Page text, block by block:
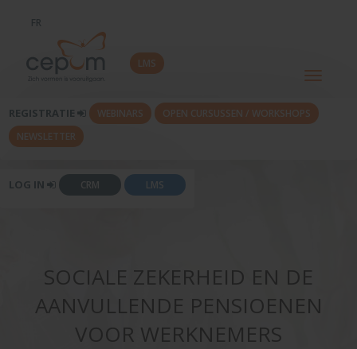
FR
REGISTRATIE WEBINARS
OPEN CURSUSSEN / WORKSHOPS
NEWSLETTER
LOG IN CRM LMS
Toggle
LMS
SOCIALE ZEKERHEID EN DE
AANVULLENDE PENSIOENEN
VOOR WERKNEMERS